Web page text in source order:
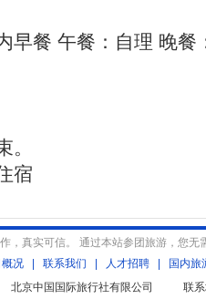
早餐 午餐：自理 晚餐
。
宿
，真实可信。 通过本站参团旅游，您
况
联系我们 人才招聘
国内旅
京中国国际旅行社有限公司 联系